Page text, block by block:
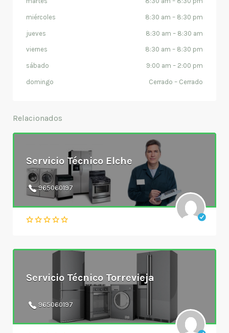
miércoles 8:30 am – 8:30 pm
jueves 8:30 am – 8:30 am
viernes 8:30 am – 8:30 pm
sábado 9:00 am – 2:00 pm
domingo Cerrado – Cerrado
Relacionados
Servicio Técnico Elche
965060197
Servicio Técnico Torrevieja
965060197